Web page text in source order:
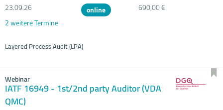
23.09.26 online
690,00 €
2 weitere Termine
Layered Process Audit (LPA)
Webinar
IATF 16949 - 1st/2nd party Auditor (VDA
QMC)